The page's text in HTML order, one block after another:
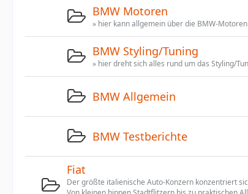
BMW Motoren
» hier kann allgemein über die BMW-
BMW Styling/Tuning
» hier dreht sich alles rund um das Styling/
BMW Allgemein
BMW Testberichte
Fiat
Der größte italienische Auto-Konzern konzentriert